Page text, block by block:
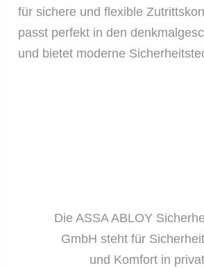
für sichere und flexible
passt perfekt in den
und bietet moderne
Die ASSA ABLOY
GmbH steht für
und Komfort in